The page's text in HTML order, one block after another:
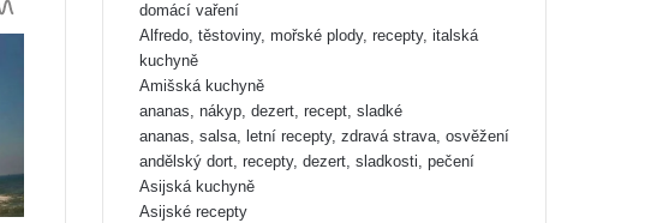
domácí vaření
Alfredo, těstoviny, mořské plody, recepty, italská
kuchyně
Amišská kuchyně
ananas, nákyp, dezert, recept, sladké
ananas, salsa, letní recepty, zdravá strava, osvěžení
andělský dort, recepty, dezert, sladkosti, pečení
Asijská kuchyně
Asijské recepty